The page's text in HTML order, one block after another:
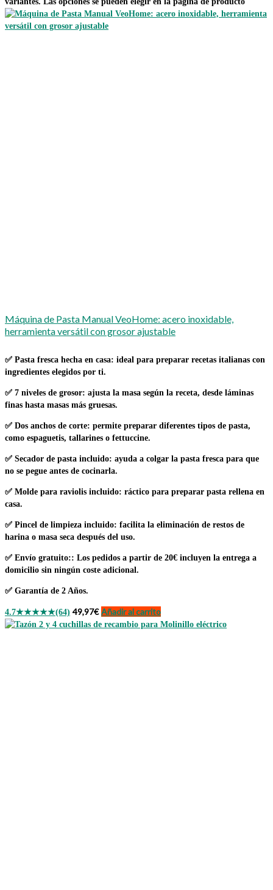
Máquina de Pasta Manual VeoHome: acero inoxidable,
herramienta versátil con grosor ajustable
✅ Pasta fresca hecha en casa: ideal para preparar recetas italianas con
ingredientes elegidos por ti.
✅ 7 niveles de grosor: ajusta la masa según la receta, desde láminas
finas hasta masas más gruesas.
✅ Dos anchos de corte: permite preparar diferentes tipos de pasta,
como espaguetis, tallarines o fettuccine.
✅ Secador de pasta incluido: ayuda a colgar la pasta fresca para que
no se pegue antes de cocinarla.
✅ Molde para raviolis incluido: ráctico para preparar pasta rellena en
casa.
✅ Pincel de limpieza incluido: facilita la eliminación de restos de
harina o masa seca después del uso.
✅ Envío gratuito:: Los pedidos a partir de 20€ incluyen la entrega a
domicilio sin ningún coste adicional.
✅ Garantía de 2 Años.
4.7★★★★★(64) 49,97€ Añadir al carrito